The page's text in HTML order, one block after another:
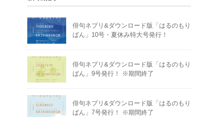
俳句ネプリ&ダウンロード版「はるのもり
ばん」10号・夏休み特大号発行！
俳句ネプリ&ダウンロード版「はるのもり
ばん」9号発行！ ※期間終了
俳句ネプリ&ダウンロード版「はるのもり
ばん」7号発行！ ※期間終了